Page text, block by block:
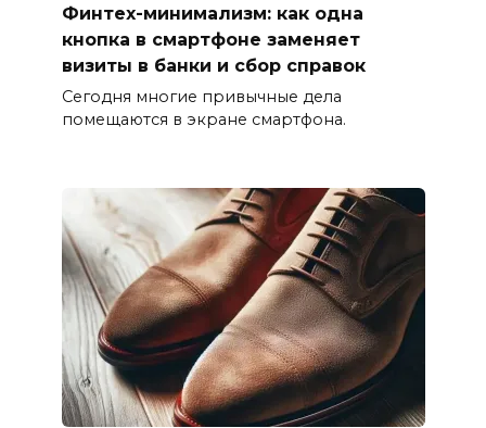
Финтех-минимализм: как одна
кнопка в смартфоне заменяет
визиты в банки и сбор справок
Сегодня многие привычные дела
помещаются в экране смартфона.